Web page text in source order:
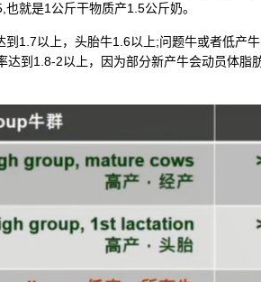
就是1公斤干物质产1.5公斤奶。
以上，头胎牛1.6以上;问题牛或者低产
到1.8-2以上，因为部分新产牛会动员体脂肪